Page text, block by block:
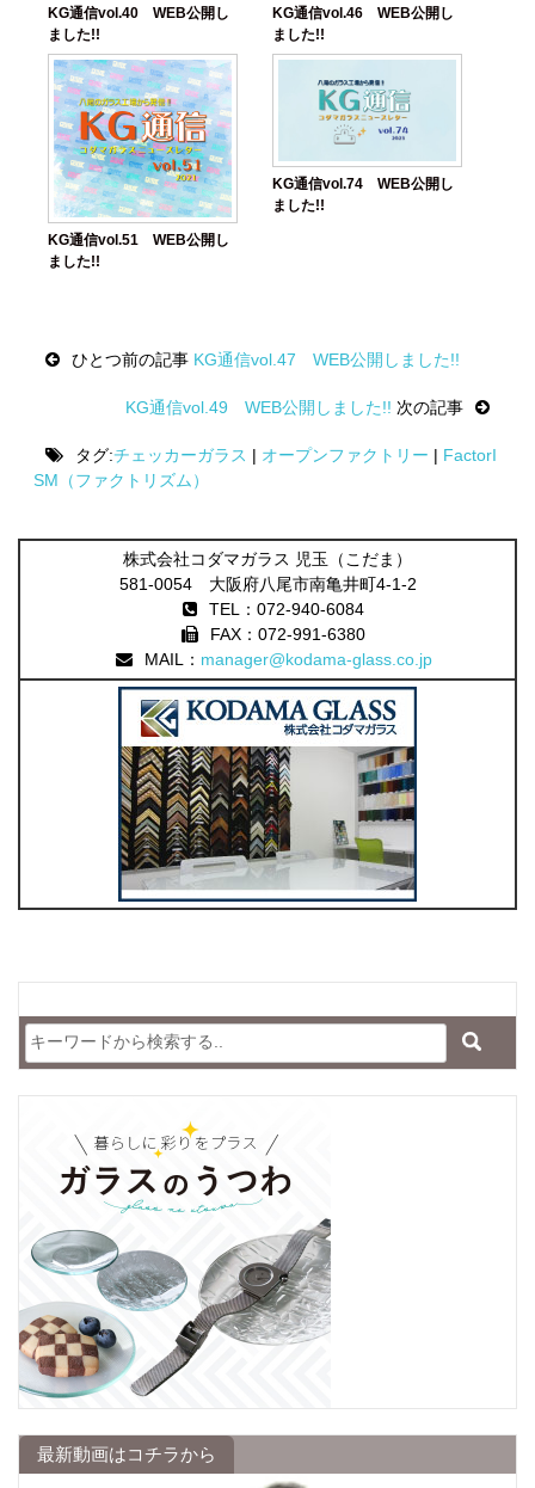
KG通信vol.40 WEB公開し
ました!!
KG通信vol.46 WEB公開し
ました!!
KG通信vol.51 WEB公開し
ました!!
KG通信vol.74 WEB公開し
ました!!
navigationひとつ前の記事KG通信vol.47 WEB公開しました!!
KG通信vol.49 WEB公開しました!! 次の記事
タグ:チェッカーガラス | オープンファクトリー | FactorI
SM（ファクトリズム）
株式会社コダマガラス 児玉（こだま）
581-0054 大阪府八尾市南亀井町4-1-2
TEL：072-940-6084
FAX：072-991-6380
MAIL： manager@kodama-glass.co.jp
最新動画はコチラから